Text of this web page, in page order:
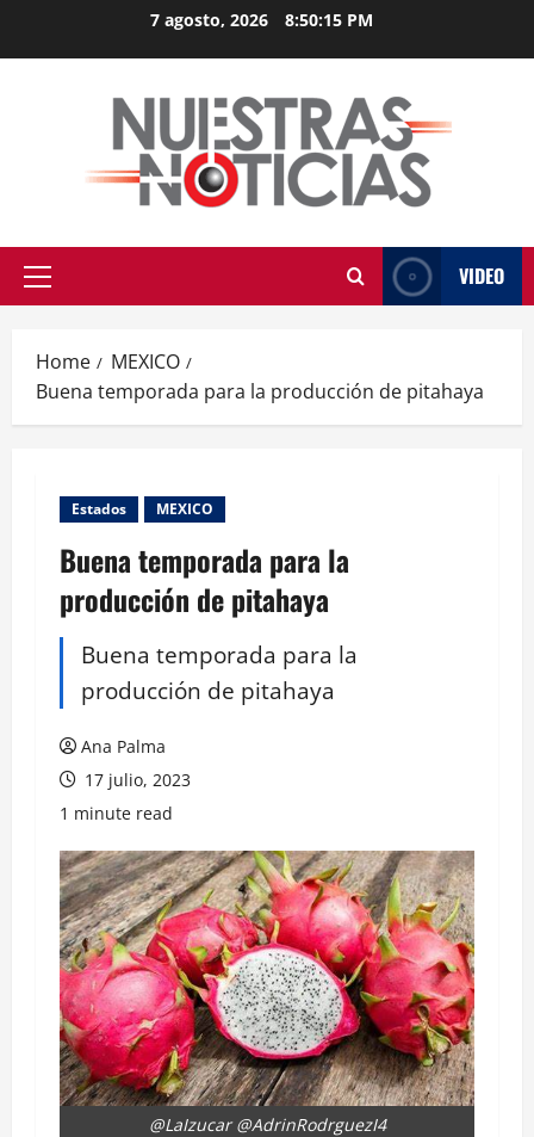
7 agosto, 2026 8:50:15 PM
Primary
VIDEO
Home
MEXICO
Buena temporada para la producción de pitahaya
Estados MEXICO
Buena temporada para la
producción de pitahaya
Buena temporada para la
producción de pitahaya
Ana Palma
17 julio, 2023
1 minute read
@LaIzucar @AdrinRodrguezI4